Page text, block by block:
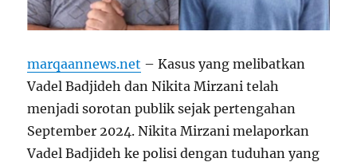
marqaannews.net – Kasus yang melibatkan
Vadel Badjideh dan Nikita Mirzani telah
menjadi sorotan publik sejak pertengahan
September 2024. Nikita Mirzani melaporkan
Vadel Badjideh ke polisi dengan tuduhan yang